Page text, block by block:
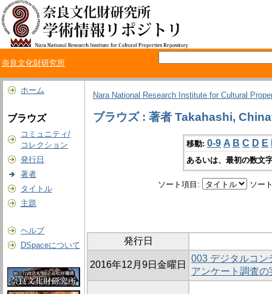
奈良文化財研究所
ホーム
ブラウズ
コミュニティ/
コレクション
発行日
著者
タイトル
主題
ヘルプ
DSpaceについて
Nara National Research Institute for Cultural
ブラウズ : 著者 Takahashi,
移動: 0-9 A B C D E
あるいは、最初の数文
ソート項目: ソー
発行日
2016年12月9日金曜日
003 デジタルコ
アンケート調査の